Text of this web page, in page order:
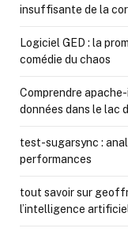
insuffisante de la
Logiciel GED : la
comédie du chaos
Comprendre
données dans le lac
test-sugarsync :
performances
tout savoir sur
l’intelligence